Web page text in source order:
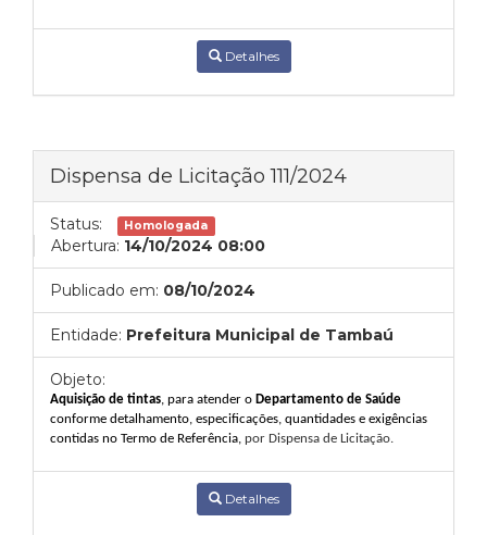
Detalhes
Dispensa de Licitação 111/2024
Status: Homologada
Abertura: 14/10/2024 08:00
Publicado em: 08/10/2024
Entidade: Prefeitura Municipal de Tambaú
Objeto:
Aquisição de tintas, para atender o Departamento de Saúde
conforme detalhamento, especificações, quantidades e exigências
contidas no Termo de Referência, por Dispensa de Licitação.
Detalhes